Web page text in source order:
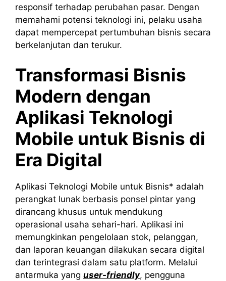
responsif terhadap perubahan pasar. Dengan
memahami potensi teknologi ini, pelaku usaha
dapat mempercepat pertumbuhan bisnis secara
berkelanjutan dan terukur.
Transformasi Bisnis
Modern dengan
Aplikasi Teknologi
Mobile untuk Bisnis di
Era Digital
Aplikasi Teknologi Mobile untuk Bisnis* adalah
perangkat lunak berbasis ponsel pintar yang
dirancang khusus untuk mendukung
operasional usaha sehari-hari. Aplikasi ini
memungkinkan pengelolaan stok, pelanggan,
dan laporan keuangan dilakukan secara digital
dan terintegrasi dalam satu platform. Melalui
antarmuka yang user-friendly, pengguna